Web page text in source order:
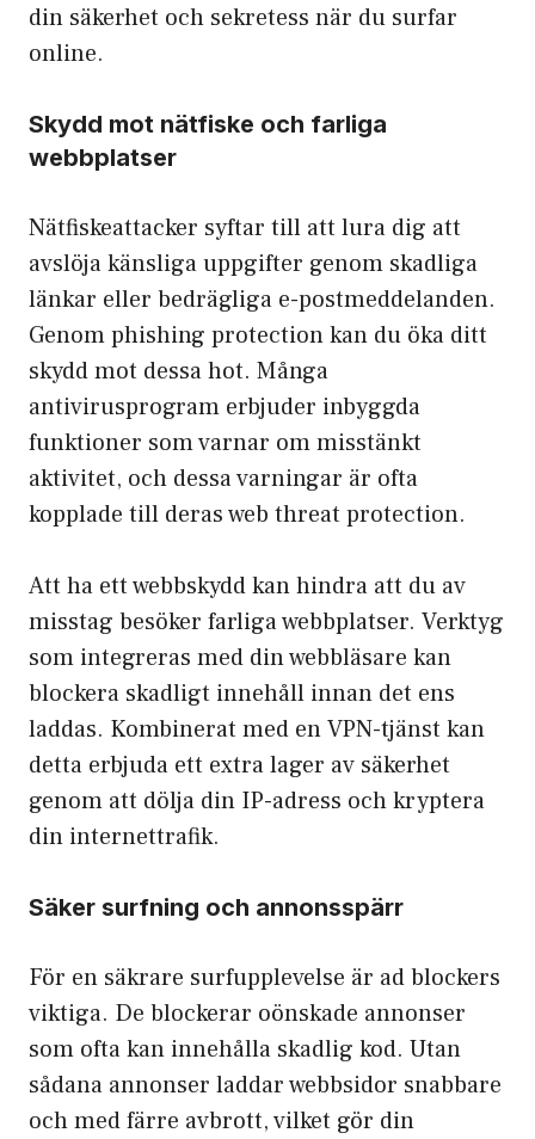
din säkerhet och sekretess när du surfar
online.
Skydd mot nätfiske och farliga
webbplatser
Nätfiskeattacker syftar till att lura dig att
avslöja känsliga uppgifter genom skadliga
länkar eller bedrägliga e-postmeddelanden.
Genomphishing protectionkan du öka ditt
skydd mot dessa hot. Många
antivirusprogram erbjuder inbyggda
funktioner som varnar om misstänkt
aktivitet, och dessa varningar är ofta
kopplade till deras web threat protection.
Att ha ett webbskydd kan hindra att du av
misstag besöker farliga webbplatser. Verktyg
som integreras med din webbläsare kan
blockera skadligt innehåll innan det ens
laddas. Kombinerat med en VPN-tjänst kan
detta erbjuda ett extra lager av säkerhet
genom att dölja din IP-adress och kryptera
din internettrafik.
Säker surfning och annonsspärr
För en säkrare surfupplevelse är ad blockers
viktiga. De blockerar oönskade annonser
som ofta kan innehålla skadlig kod. Utan
sådana annonser laddar webbsidor snabbare
och med färre avbrott, vilket gör din